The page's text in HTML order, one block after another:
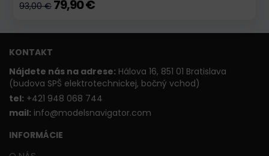
93,00 € 79,90 €
KONTAKT
Nájdete nás na adrese: Hálova 16, 851 01 Bratislava
(budova SPŠ elektrotechnickej, bočný vchod)
tel: +421 948 068 744
mail: info@modelsnavigator.com
INFORMÁCIE